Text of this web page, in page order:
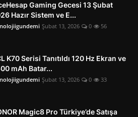
Gaming Gecesi 13 Şubat
Hazır Sistem ve E...
Şubat 13, 2026 0 56
K70 Serisi Tanıtıldı 120 Hz Ekran ve
mAh Batar...
Şubat 13, 2026 0 33
Magic8 Pro Türkiye’de Satışa